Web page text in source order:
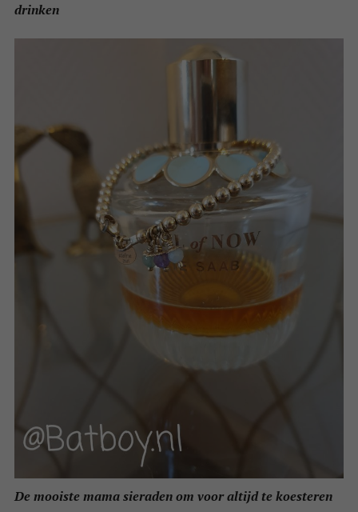
drinken
De mooiste mama sieraden om voor altijd te koesteren